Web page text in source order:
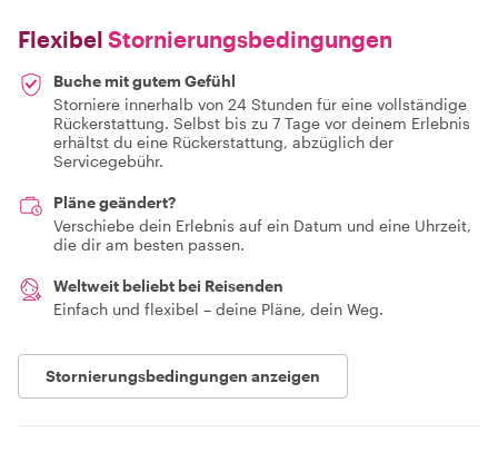
Flexibel Stornierungsbedingungen
Buche mit gutem Gefühl
Storniere innerhalb von 24 Stunden für eine vollständige
Rückerstattung. Selbst bis zu 7 Tage vor deinem Erlebnis
erhältst du eine Rückerstattung, abzüglich der
Servicegebühr.
Pläne geändert?
Verschiebe dein Erlebnis auf ein Datum und eine Uhrzeit,
die dir am besten passen.
Weltweit beliebt bei Reisenden
Einfach und flexibel – deine Pläne, dein Weg.
Stornierungsbedingungen anzeigen